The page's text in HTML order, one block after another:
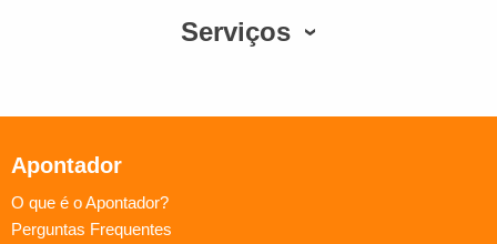
Serviços
Apontador
O que é o Apontador?
Perguntas Frequentes